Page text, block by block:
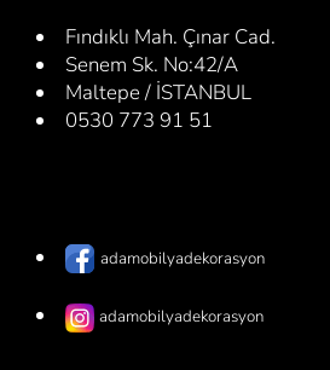
Fındıklı Mah. Çınar Cad.
Senem Sk. No:42/A
Maltepe / İSTANBUL
0530 773 91 51
adamobilyadekorasyon
adamobilyadekorasyon